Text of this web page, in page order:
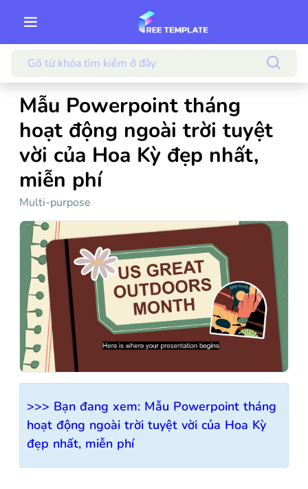
Mẫu Powerpoint tháng
hoạt động ngoài trời tuyệt
vời của Hoa Kỳ đẹp nhất,
miễn phí
Multi-purpose
>>> Bạn đang xem: Mẫu Powerpoint tháng
hoạt động ngoài trời tuyệt vời của Hoa Kỳ
đẹp nhất, miễn phí